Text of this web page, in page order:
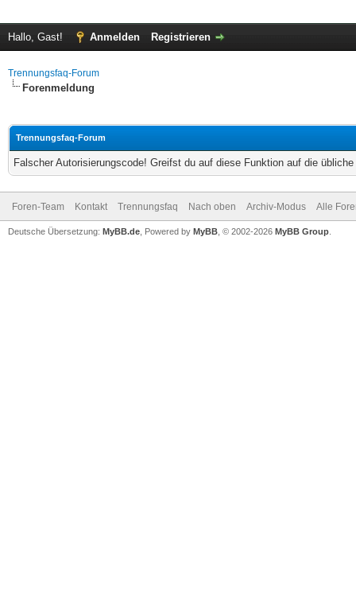
Hallo, Gast! Anmelden Registrieren
Trennungsfaq-Forum
Forenmeldung
Trennungsfaq-Forum
Falscher Autorisierungscode! Greifst du auf diese Funktion auf die
Foren-Team Kontakt Trennungsfaq Nach oben Archiv-Modus Alle
Deutsche Übersetzung: MyBB.de , Powered by MyBB , © 2002-2026 MyBB Group